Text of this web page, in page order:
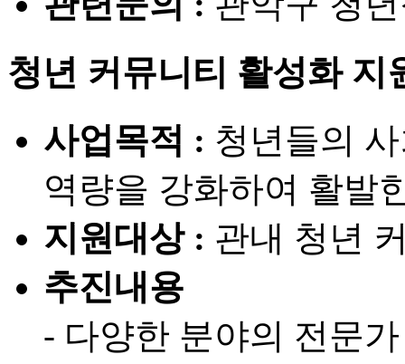
청년 커뮤니티 활성화 지
사업목적 : 청년들의
역량을 강화하여 활발
지원대상 : 관내 청년
추진내용
- 다양한 분야의 전문